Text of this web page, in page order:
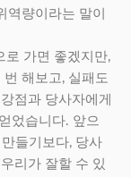
역량이라는 말이
로 가면 좋겠지만,
해보고, 실패도
점과 당사자에게
었습니다. 앞으
들기보다, 당사
리가 잘할 수 있